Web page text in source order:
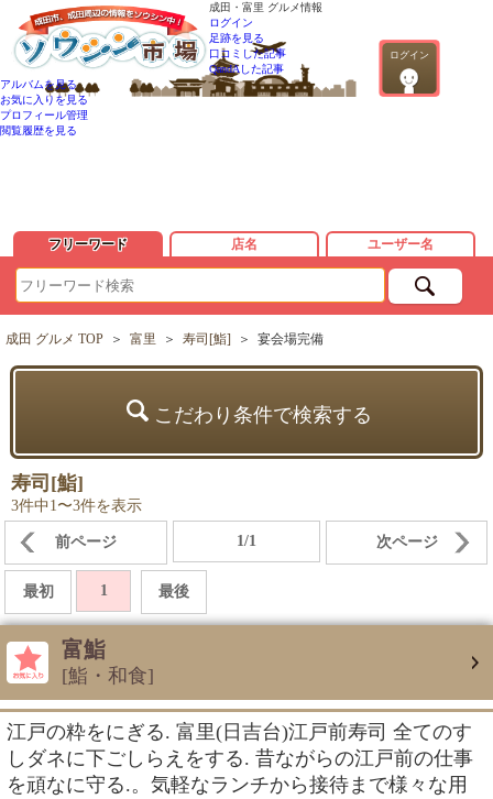
成田・富里 グルメ情報
ログイン
ログイン
足跡を見る
口コミした記事
QandAした記事
アルバムを見る
お気に入りを見る
プロフィール管理
閲覧履歴を見る
フリーワード 店名 ユーザー名
成田 グルメ TOP ＞ 富里 ＞ 寿司[鮨] ＞ 宴会場完備
こだわり条件で検索する
寿司[鮨]
3件中1〜3件を表示
前ページ 1/1 次ページ
最初 1 最後
富鮨
[鮨・和食]
江戸の粋をにぎる. 富里(日吉台)江戸前寿司 全てのす
しダネに下ごしらえをする. 昔ながらの江戸前の仕事
を頑なに守る.。気軽なランチから接待まで様々な用